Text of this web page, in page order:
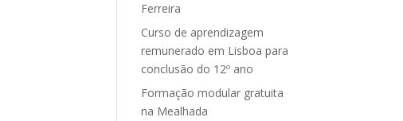
Ferreira
Curso de aprendizagem
remunerado em Lisboa para
conclusão do 12º ano
Formação modular gratuita
na Mealhada